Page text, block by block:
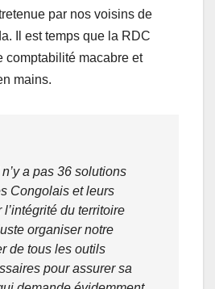
par nos voisins de
Il est temps que la RDC
comptabilité macabre et
mains.
a pas 36 solutions
Congolais et leurs
du territoire
organiser notre
de tous les outils
pour assurer sa